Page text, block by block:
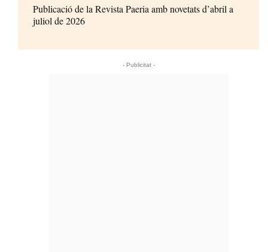
Publicació de la Revista Paeria amb novetats d’abril a
juliol de 2026
- Publicitat -